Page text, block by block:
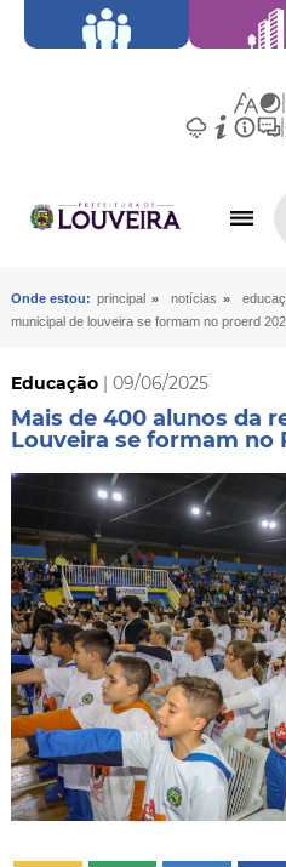
Onde estou: principal » notícias »
municipal de louveira se formam no proerd
Educação| 09/06/2025
Mais de 400 alunos da
Louveira se formam no